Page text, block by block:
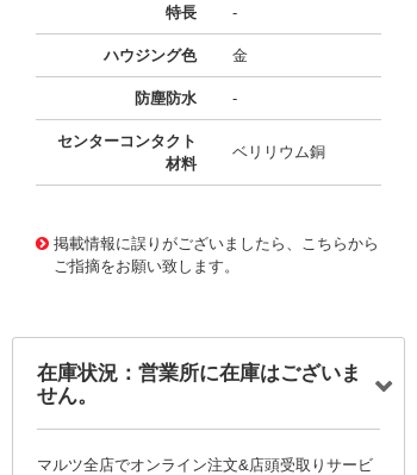
特長 -
ハウジング色 金
防塵防水 -
センターコンタクト
材料
ベリリウム銅
掲載情報に誤りがございましたら、こちらから
ご指摘をお願い致します。
在庫状況：営業所に在庫はございま
せん。
マルツ全店でオンライン注文&店頭受取りサービ